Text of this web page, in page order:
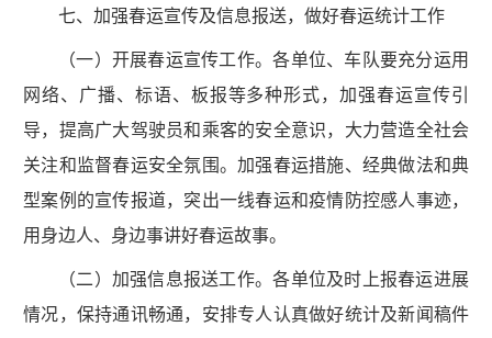
七、加强春运宣传及信息报送，做好春运统计工作
（一）开展春运宣传工作。各单位、车队要充分运用
网络、广播、标语、板报等多种形式，加强春运宣传引
导，提高广大驾驶员和乘客的安全意识，大力营造全社会
关注和监督春运安全氛围。加强春运措施、经典做法和典
型案例的宣传报道，突出一线春运和疫情防控感人事迹，
用身边人、身边事讲好春运故事。
（二）加强信息报送工作。各单位及时上报春运进展
情况，保持通讯畅通，安排专人认真做好统计及新闻稿件